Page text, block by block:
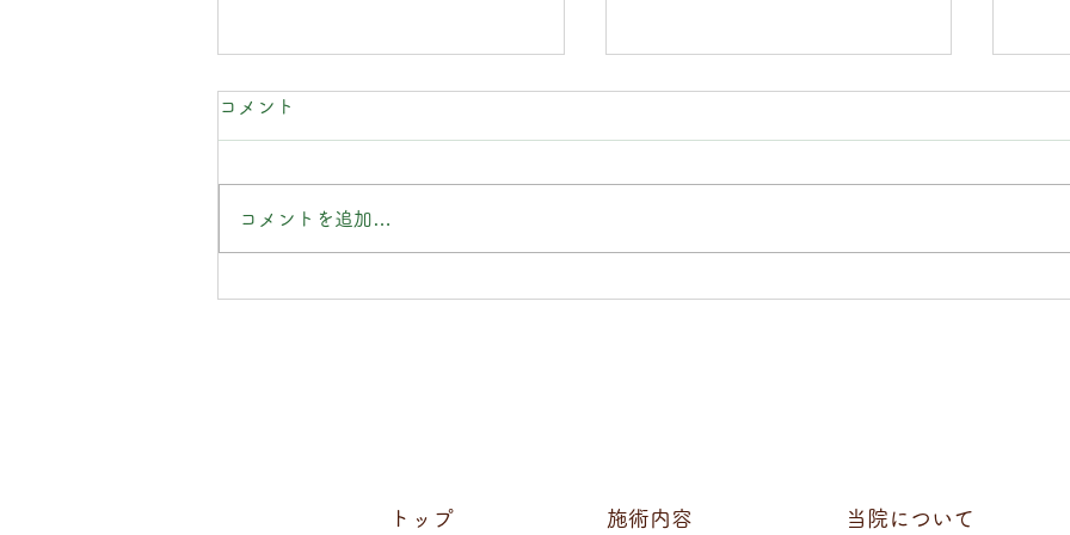
直氣治療室カレンダー2026
中島みゆき「十二月」
直
コメント
コメントを追加…
トップ 施術内容 当院について